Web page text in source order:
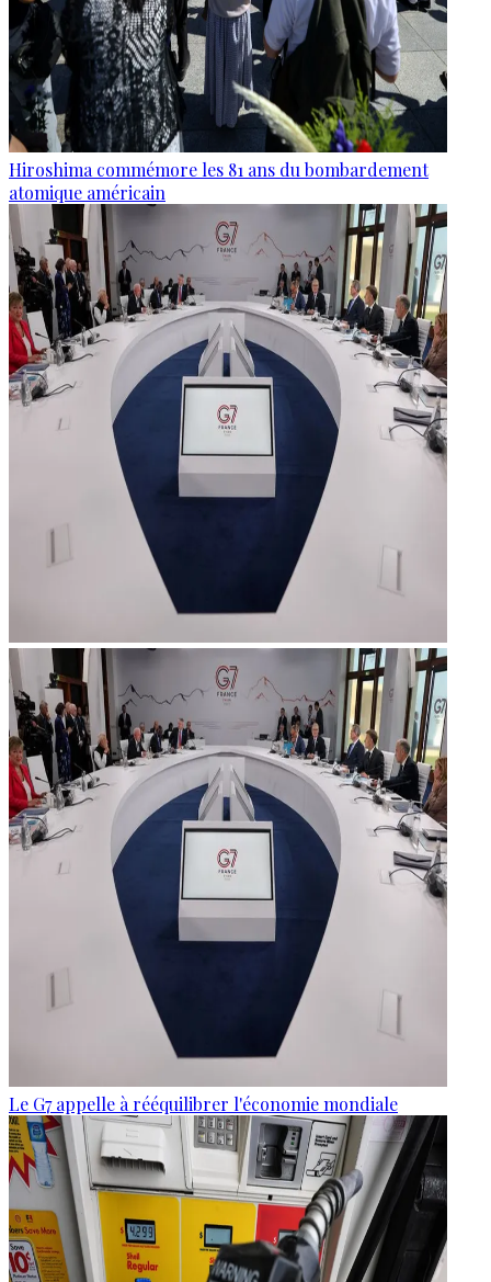
Hiroshima commémore les 81 ans du bombardement
atomique américain
Le G7 appelle à rééquilibrer l'économie mondiale